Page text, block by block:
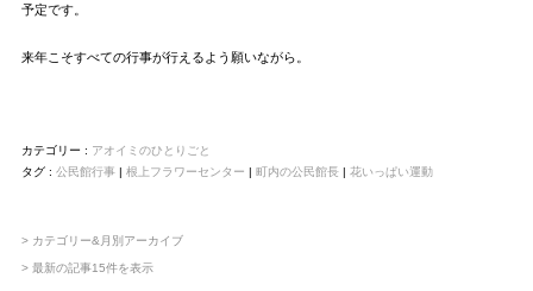
予定です。
来年こそすべての行事が行えるよう願いながら。
カテゴリー : アオイミのひとりごと
タグ : 公民館行事| 根上フラワーセンター | 町内の公民館長| 花いっぱい運動
> カテゴリー&月別アーカイブ
> 最新の記事15件を表示